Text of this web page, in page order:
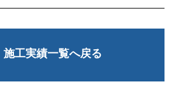
施工実績一覧へ戻る